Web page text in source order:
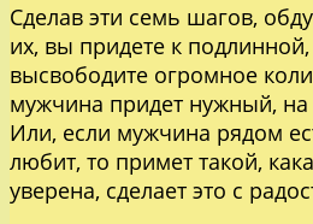
Сделав эти семь шагов,
их, вы придете к
высвободите огромное
мужчина придет нужный,
Или, если мужчина рядом
любит, то примет такой,
уверена, сделает это с